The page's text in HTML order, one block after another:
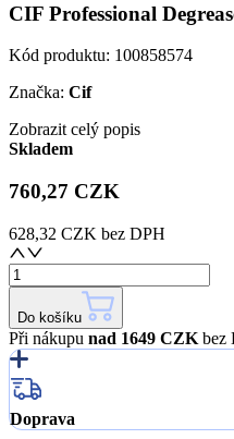
CIF Professional
Kód produktu: 100858574
Značka: Cif
Zobrazit celý popis
Skladem
760,27 CZK
628,32 CZK bez DPH
Do košíku
Při nákupu nad 1649 CZK bez
Doprava